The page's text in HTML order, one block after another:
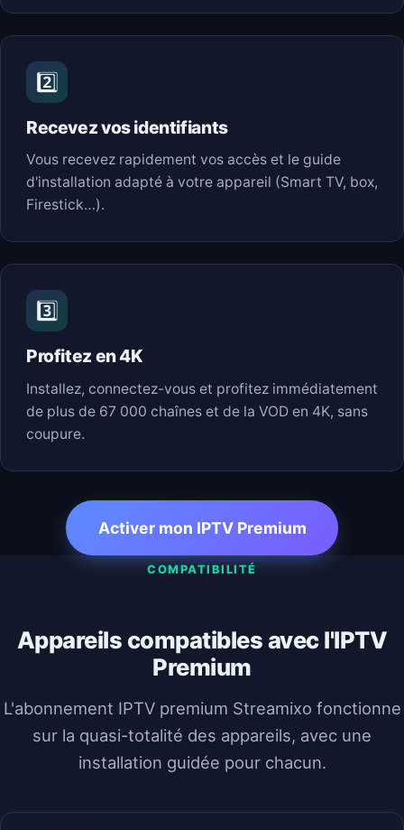
2️⃣
Recevez vos identifiants
Vous recevez rapidement vos accès et le guide
d'installation adapté à votre appareil (Smart TV, box,
Firestick…).
3️⃣
Profitez en 4K
Installez, connectez-vous et profitez immédiatement
de plus de 67 000 chaînes et de la VOD en 4K, sans
coupure.
Activer mon IPTV Premium
COMPATIBILITÉ
Appareils compatibles avec l'IPTV
Premium
L'abonnement IPTV premium Streamixo fonctionne
sur la quasi-totalité des appareils, avec une
installation guidée pour chacun.